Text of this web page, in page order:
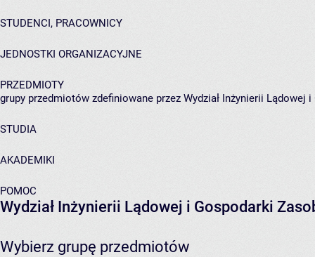
STUDENCI, PRACOWNICY
JEDNOSTKI ORGANIZACYJNE
PRZEDMIOTY
grupy przedmiotów zdefiniowane przez Wydział Inżynierii Lądowej
STUDIA
AKADEMIKI
POMOC
Wydział Inżynierii Lądowej i Gospodarki
Wybierz grupę przedmiotów